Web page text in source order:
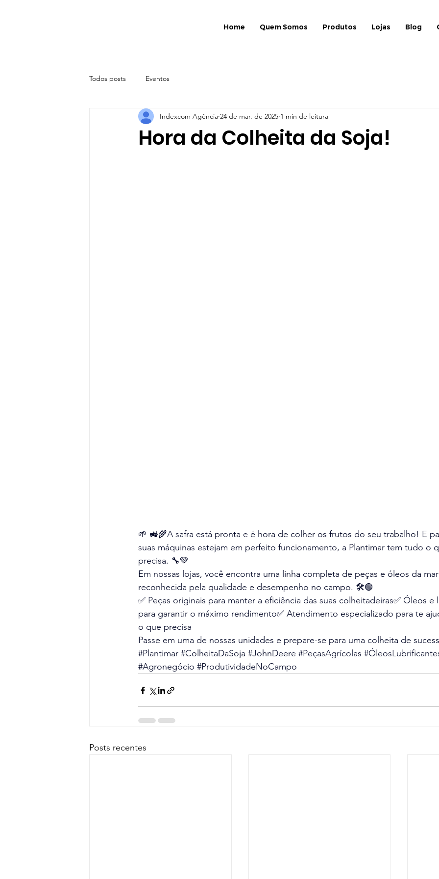
Home Quem Somos Produtos Lojas Blog
Todos posts Eventos
Hora da Colheita da Soja!
Indexcom Agência 24 de mar. de 2025 1 min de leitura
🌱 🚜🌾A safra está pronta e é hora de colher os frutos do seu trabalho! E
suas máquinas estejam em perfeito funcionamento, a Plantimar tem tudo o
precisa. 🔧💚
Em nossas lojas, você encontra uma linha completa de peças e óleos da
reconhecida pela qualidade e desempenho no campo. 🛠️🟢
✅ Peças originais para manter a eficiência das suas colheitadeiras✅ Óleos e
para garantir o máximo rendimento✅ Atendimento especializado para te
o que precisa
Passe em uma de nossas unidades e prepare-se para uma colheita de
#Plantimar #ColheitaDaSoja #JohnDeere #PeçasAgrícolas
#Agronegócio #ProdutividadeNoCampo
Posts recentes